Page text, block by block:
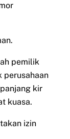
pemilik
perusahaan
kir
kuasa.
izin